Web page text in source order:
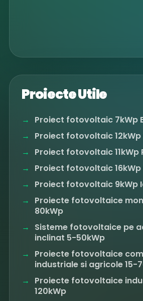
Proiecte Utile
Proiect fotovoltaic 7kWp
Proiect fotovoltaic
Proiect fotovoltaic 11kWp
Proiect fotovoltaic 16kWp
Proiect fotovoltaic 9kWp
Proiecte fotovoltaice
80kWp
Sisteme fotovoltaice pe
inclinat 5-50kWp
Proiecte fotovoltaice
industriale si agricole 15-
Proiecte fotovoltaice
120kWp